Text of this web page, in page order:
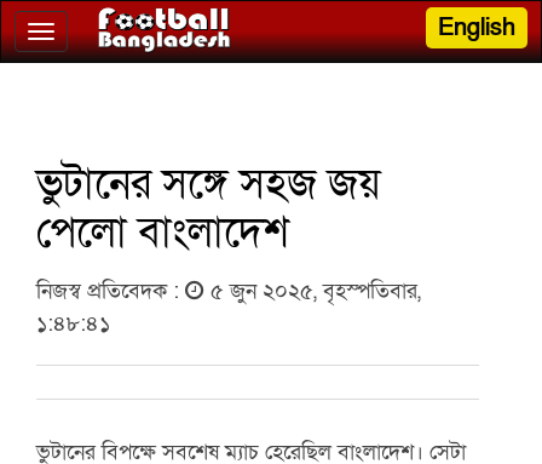
Toggle
navigation
English
ভুটানের সঙ্গে সহজ জয়
পেলো বাংলাদেশ
নিজস্ব প্রতিবেদক :
৫ জুন ২০২৫, বৃহস্পতিবার,
১:৪৮:৪১
ভুটানের বিপক্ষে সবশেষ ম্যাচ হেরেছিল বাংলাদেশ। সেটা